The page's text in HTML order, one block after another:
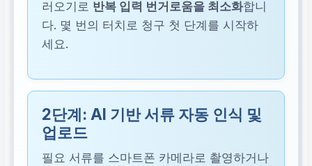
러오기로 반복 입력 번거로움을 최소화합니
다. 몇 번의 터치로 청구 첫 단계를 시작하
세요.
2단계: AI 기반 서류 자동 인식 및
업로드
필요 서류를 스마트폰 카메라로 촬영하거나